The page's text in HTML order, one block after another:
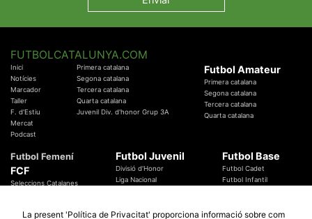
FUTBOLCATALUNYA.COM
Inici
Notícies
Marcador
Taller
F. d'Estiu
Mercat
Podcast
Primera catalana
Segona catalana
Tercera catalana
Quarta catalana
Juvenil Div. d'honor Grup 3A
Futbol Amateur
Primera catalana
Segona catalana
Tercera catalana
Quarta catalana
Futbol Femení
FCF
Seleccions Catalanes
Temes Federatius
Futbol Juvenil
Divisió d'Honor
Liga Nacional
Futbol Base
Futbol Cadet
Futbol Infantil
La present 'Política de Privacitat' proporciona informació sobre com